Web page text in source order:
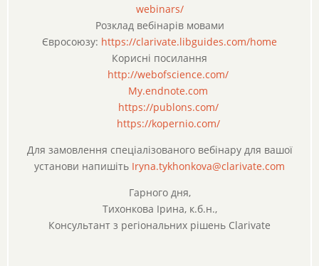
webinars/
Розклад вебінарів мовами
Євросоюзу: https://clarivate.libguides.com/home
Корисні посилання
http://webofscience.com/
My.endnote.com
https://publons.com/
https://kopernio.com/
Для замовлення спеціалізованого вебінару для вашої
установи напишіть Iryna.tykhonkova@clarivate.com
Гарного дня,
Тихонкова Ірина, к.б.н.,
Консультант з регіональних рішень Clarivate